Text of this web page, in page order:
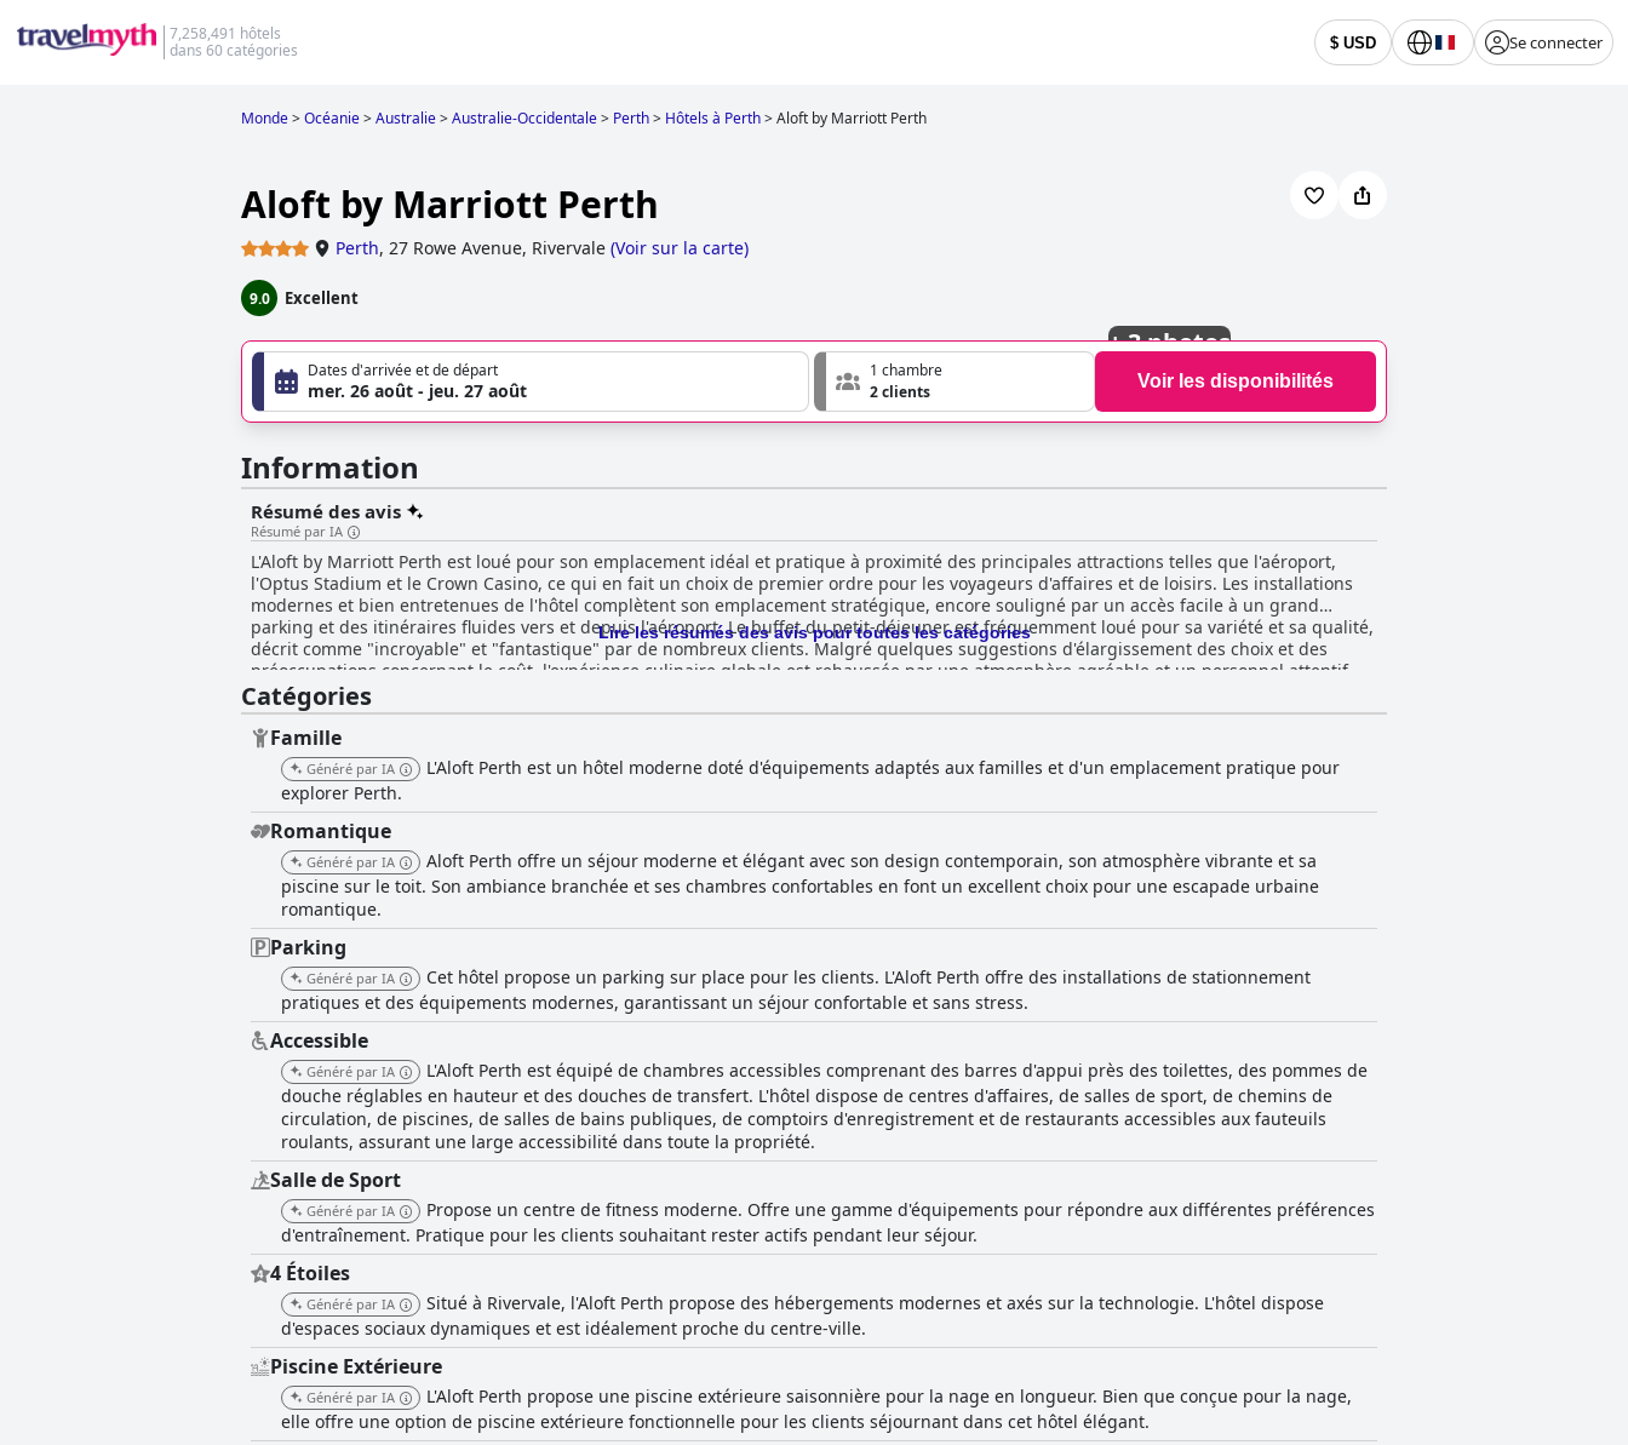
7,258,491 hôtels
dans 60 catégories
$ USD Se connecter
Monde>Océanie>Australie>Australie-Occidentale> Perth> Hôtels à Perth>Aloft by Marriott Perth
Aloft by Marriott Perth
Perth, 27 Rowe Avenue, Rivervale (Voir sur la carte)
9.0 Excellent
+3 photos
Dates d'arrivée et de départ
mer. 26 août - jeu. 27 août
1 chambre
2 clients
Voir les disponibilités
Information
Résumé des avis
Résumé par IA
L'Aloft by Marriott Perth est loué pour son emplacement idéal et pratique à proximité des principales attractions telles que l'aéroport,
l'Optus Stadium et le Crown Casino, ce qui en fait un choix de premier ordre pour les voyageurs d'affaires et de loisirs. Les installations
modernes et bien entretenues de l'hôtel complètent son emplacement stratégique, encore souligné par un accès facile à un grand
parking et des itinéraires fluides vers et depuis l'aéroport. Le buffet du petit-déjeuner est fréquemment loué pour sa variété et sa qualité,
décrit comme "incroyable" et "fantastique" par de nombreux clients. Malgré quelques suggestions d'élargissement des choix et des
préoccupations concernant le coût, l'expérience culinaire globale est rehaussée par une atmosphère agréable et un personnel attentif.
Les repas au restaurant de l'hôtel, en particulier au Springs Kitchen, reçoivent des éloges pour leurs plats délicieux et à des prix
raisonnables, ainsi que pour une ambiance animée, ce qui en fait un élément mémorable du séjour. Les clients apprécient les chambres
spacieuses et modernes, caractérisées par une abondante lumière naturelle, des lits confortables et des vues impressionnantes. La
propreté est un attribut remarquable, les chambres et les espaces communs étant maintenus à des normes élevées. Le personnel
exceptionnel rehausse encore l'expérience grâce à son attitude amicale et serviable, contribuant à une atmosphère accueillante et
professionnelle. Le WiFi de l'hôtel est fiable et rapide, apprécié pour sa facilité d'accès. Le centre de remise en forme se distingue par ses
installations bien équipées et propres, ajoutant de la valeur à l'expérience des clients, ainsi que d'autres équipements comme la piscine
sur le toit. La piscine, offrant des vues impressionnantes et une eau chauffée, est un succès auprès des familles, qui bénéficient
également de chambres spacieuses, d'une salle de jeux dédiée et d'activités planifiées pour les enfants. Dans l'ensemble, l'Aloft by
Marriott Perth offre une expérience d'hébergement confortable et moderne, soutenue par la propreté, la commodité et un excellent
service, se positionnant efficacement comme un hôtel quatre étoiles de premier ordre.
Lire les résumés des avis pour toutes les catégories
Catégories
Famille
Généré par IA
L'Aloft Perth est un hôtel moderne doté d'équipements adaptés aux familles et d'un emplacement pratique pour
explorer Perth.
Romantique
Généré par IA
Aloft Perth offre un séjour moderne et élégant avec son design contemporain, son atmosphère vibrante et sa
piscine sur le toit. Son ambiance branchée et ses chambres confortables en font un excellent choix pour une escapade urbaine
romantique.
Parking
Généré par IA
Cet hôtel propose un parking sur place pour les clients. L'Aloft Perth offre des installations de stationnement
pratiques et des équipements modernes, garantissant un séjour confortable et sans stress.
Accessible
Généré par IA
L'Aloft Perth est équipé de chambres accessibles comprenant des barres d'appui près des toilettes, des pommes de
douche réglables en hauteur et des douches de transfert. L'hôtel dispose de centres d'affaires, de salles de sport, de chemins de
circulation, de piscines, de salles de bains publiques, de comptoirs d'enregistrement et de restaurants accessibles aux fauteuils
roulants, assurant une large accessibilité dans toute la propriété.
Salle de Sport
Généré par IA
Propose un centre de fitness moderne. Offre une gamme d'équipements pour répondre aux différentes préférences
d'entraînement. Pratique pour les clients souhaitant rester actifs pendant leur séjour.
4 Étoiles
Généré par IA
Situé à Rivervale, l'Aloft Perth propose des hébergements modernes et axés sur la technologie. L'hôtel dispose
d'espaces sociaux dynamiques et est idéalement proche du centre-ville.
Piscine Extérieure
Généré par IA
L'Aloft Perth propose une piscine extérieure saisonnière pour la nage en longueur. Bien que conçue pour la nage,
elle offre une option de piscine extérieure fonctionnelle pour les clients séjournant dans cet hôtel élégant.